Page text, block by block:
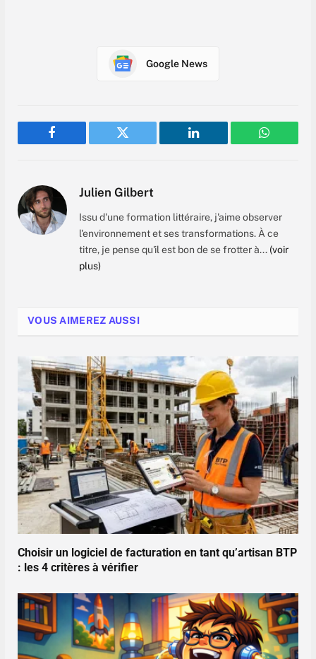
Google News
Facebook Twitter LinkedIn
Julien Gilbert
Issu d'une formation littéraire, j'aime observer
l'environnement et ses transformations. À ce
titre, je pense qu'il est bon de se frotter à... (voir
plus)
VOUS AIMEREZ AUSSI
Choisir un logiciel de facturation en tant qu’artisan BTP
: les 4 critères à vérifier